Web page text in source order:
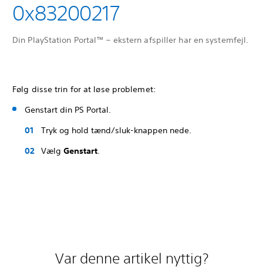
0x83200217
Din PlayStation Portal™ – ekstern afspiller har en systemfejl.
Følg disse trin for at løse problemet:
Genstart din PS Portal.
Tryk og hold tænd/sluk-knappen nede.
Vælg Genstart.
Var denne artikel nyttig?